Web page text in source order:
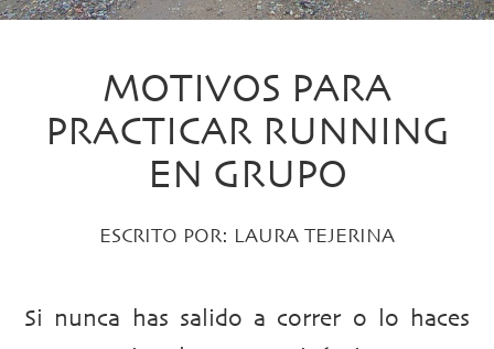
MOTIVOS PARA
PRACTICAR RUNNING
EN GRUPO
ESCRITO POR: LAURA TEJERINA
Si nunca has salido a correr o lo haces